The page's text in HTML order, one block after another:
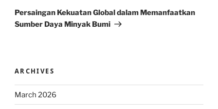
Post
Persaingan Kekuatan Global dalam Memanfaatkan
Sumber Daya Minyak Bumi
ARCHIVES
March 2026